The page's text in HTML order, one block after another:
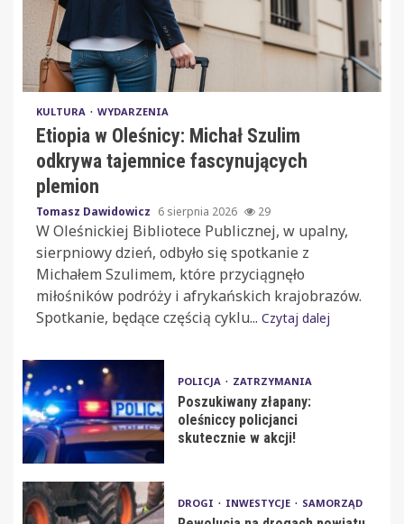
KULTURA WYDARZENIA
Etiopia w Oleśnicy: Michał Szulim
odkrywa tajemnice fascynujących
plemion
Tomasz Dawidowicz 6 sierpnia 2026 29
W Oleśnickiej Bibliotece Publicznej, w upalny,
sierpniowy dzień, odbyło się spotkanie z
Michałem Szulimem, które przyciągnęło
miłośników podróży i afrykańskich krajobrazów.
Spotkanie, będące częścią cyklu... Czytaj dalej
POLICJA ZATRZYMANIA
Poszukiwany złapany:
oleśniccy policjanci
skutecznie w akcji!
DROGI INWESTYCJE SAMORZĄD